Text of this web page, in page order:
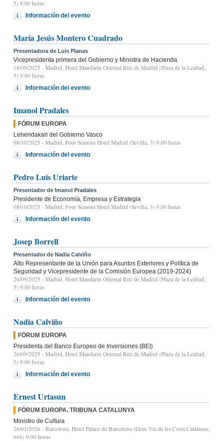
5) 9:00 horas
Información del evento
María Jesús Montero Cuadrado
Presentadora de Luis Planas
Vicepresidenta primera del Gobierno y Ministra de Hacienda
18/09/2025 - Madrid, Hotel Mandarin Oriental Ritz de Madrid (Plaza de la Lealtad,
5) 9:00 horas
Información del evento
Imanol Pradales
FÓRUM EUROPA
Lehendakari del Gobierno Vasco
08/10/2025 - Madrid, Four Seasons Hotel Madrid (Sevilla, 3) 9.00 horas
Información del evento
Pedro Luis Uriarte
Presentador de Imanol Pradales
Presidente de Economía, Empresa y Estrategia
08/10/2025 - Madrid, Four Seasons Hotel Madrid (Sevilla, 3) 9.00 horas
Información del evento
Josep Borrell
Presentador de Nadia Calviño
Alto Representante de la Unión para Asuntos Exteriores y Política de
Seguridad y Vicepresidente de la Comisión Europea (2019-2024)
26/09/2025 - Madrid, Hotel Mandarin Oriental Ritz de Madrid (Plaza de la Lealtad,
5) 9:00 horas
Información del evento
Nadia Calviño
FÓRUM EUROPA
Presidenta del Banco Europeo de Inversiones (BEI)
26/09/2025 - Madrid, Hotel Mandarin Oriental Ritz de Madrid (Plaza de la Lealtad,
5) 9:00 horas
Información del evento
Ernest Urtasun
FÓRUM EUROPA. TRIBUNA CATALUNYA
Ministro de Cultura
26/01/2026 - Barcelona, Hotel Palace de Barcelona (Gran Vía de les Corts Catalanes,
668) 9.00 horas